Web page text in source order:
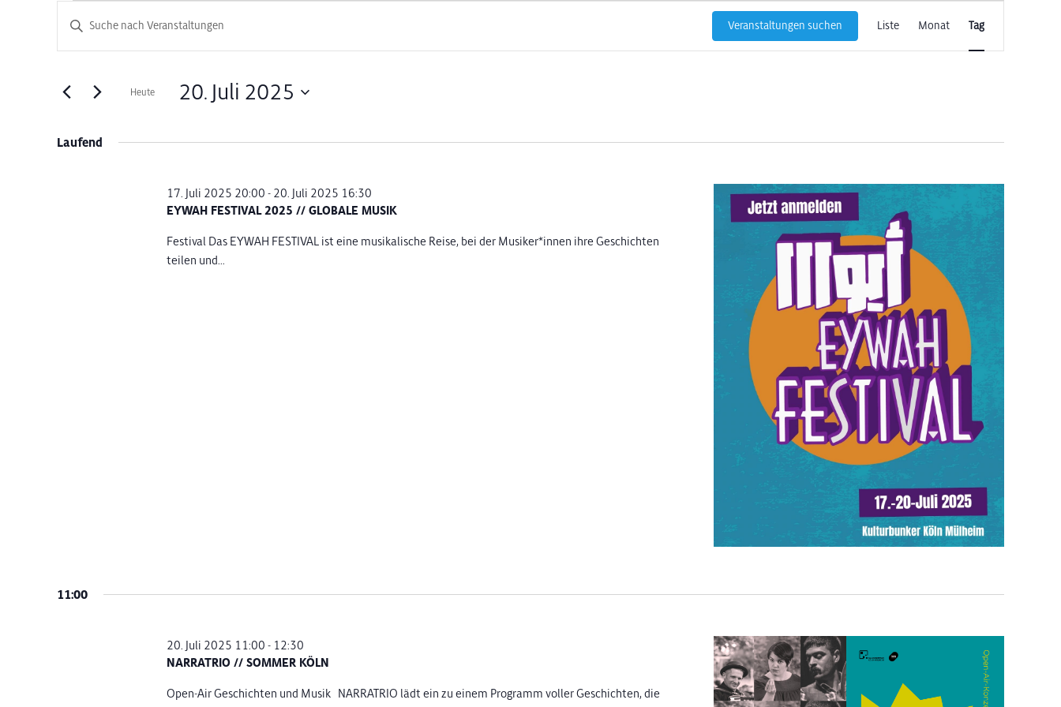
Veranstaltungen
20.
Juli
Veranstaltungen
Suche
und
Ansichten,
Bitte
nach
Schlüsselwort.
Veranstaltungen suchen
Ansichten-
Liste Monat Tag
Heute 20. Juli 2025
Laufend
EYWAH FESTIVAL 2025 // GLOBALE MUSIK
17. Juli 2025 20:00 - 20. Juli 2025 16:30
Festival Das EYWAH FESTIVAL ist eine musikalische Reise, bei der Musiker*innen ihre Geschichten
teilen und...
11:00
NARRATRIO // SOMMER KÖLN
20. Juli 2025 11:00 - 12:30
Open-Air Geschichten und Musik NARRATRIO lädt ein zu einem Programm voller Geschichten, die